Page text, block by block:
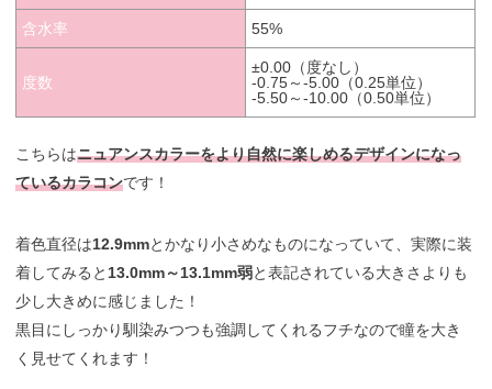
含水率 55%
度数
±0.00（度なし）
-0.75～-5.00（0.25単位）
-5.50～-10.00（0.50単位）
こちらはニュアンスカラーをより自然に楽しめるデザインになっ
ているカラコンです！
着色直径は12.9mmとかなり小さめなものになっていて、実際に装
着してみると 13.0mm～13.1mm弱と表記されている大きさよりも
少し大きめに感じました！
黒目にしっかり馴染みつつも強調してくれるフチなので瞳を大き
く見せてくれます！